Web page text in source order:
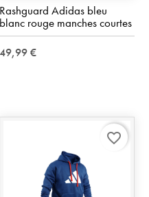
Rashguard Adidas bleu
blanc rouge manches courtes
49,99 €
favorite_border